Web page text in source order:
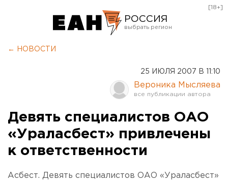
РОССИЯ
Оренбург
[18+]
← НОВОСТИ
25 ИЮЛЯ 2007 В 11:10
Вероника Мысляева
Девять специалистов ОАО
«Ураласбест» привлечены
к ответственности
Асбест. Девять специалистов ОАО «Ураласбест»